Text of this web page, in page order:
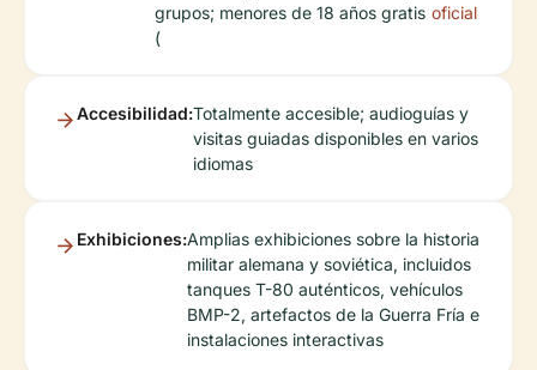
grupos; menores de 18 años gratis
(
oficial
Accesibilidad:Totalmente accesible; audioguías y
visitas guiadas disponibles en varios
idiomas
Exhibiciones:Amplias exhibiciones sobre la historia
militar alemana y soviética, incluidos
tanques T-80 auténticos, vehículos
BMP-2, artefactos de la Guerra Fría e
instalaciones interactivas